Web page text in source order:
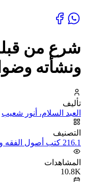
شرع من
ونشأته
تأليف
العبد السلام، أنور شعيب
التصنيف
216.1 كتب أصول الفقه وقواعده
المشاهدات
10.8K